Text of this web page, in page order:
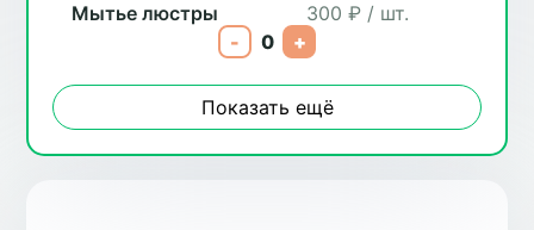
Мытье люстры
300 ₽ / шт.
-
0 +
Показать ещё